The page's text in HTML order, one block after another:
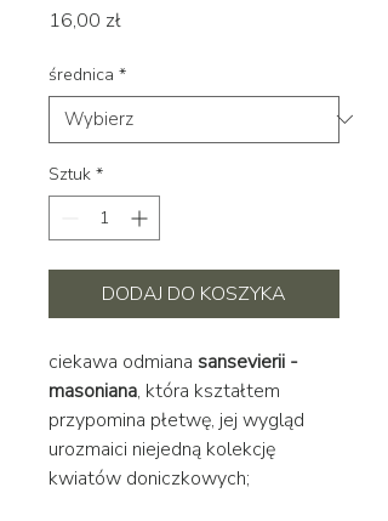
16,00 złCena
średnica *
Sztuk *
DODAJ DO KOSZYKA
ciekawa odmiana sansevierii -
masoniana, która kształtem
przypomina płetwę, jej wygląd
urozmaici niejedną kolekcję
kwiatów doniczkowych;